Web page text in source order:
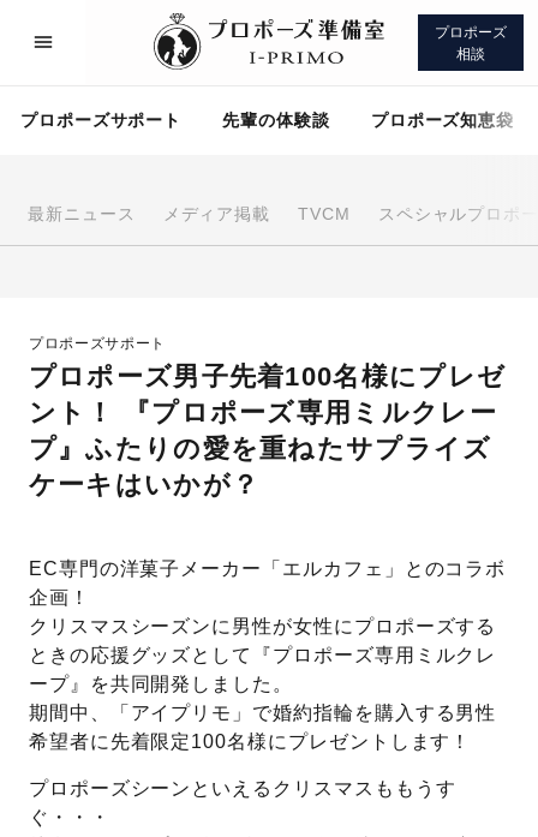
プロポーズ
相談
プロポーズサポート 先輩の体験談 プロポーズ知恵袋
最新ニュース メディア掲載 TVCM スペシャルプロポ
プロポーズサポート
プロポーズ男子先着100名様にプレゼ
ント！ 『プロポーズ専用ミルクレー
プ』ふたりの愛を重ねたサプライズ
ケーキはいかが？
EC専門の洋菓子メーカー「エルカフェ」とのコラボ
企画！
クリスマスシーズンに男性が女性にプロポーズする
ときの応援グッズとして『プロポーズ専用ミルクレ
ープ』を共同開発しました。
期間中、「アイプリモ」で婚約指輪を購入する男性
希望者に先着限定100名様にプレゼントします！
プロポーズシーンといえるクリスマスももうす
ぐ・・・
プロポーズサポート 先輩の体験談
プロポーズ知恵袋
プロポーズサポートの流れ
スペシャルプロポーズイベント
プロポーズアイテム
先輩の体験談
プロポーズ知恵袋
プロポーズ意識調査結果一覧
アイプリモについて